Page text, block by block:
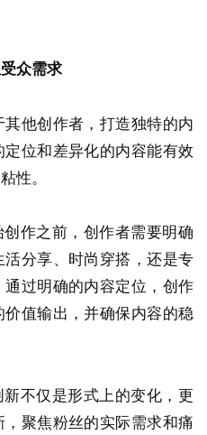
众需求
他创作者，打造独特的内
位和差异化的内容能有效
性。
作之前，创作者需要明确
分享、时尚穿搭，还是专
过明确的内容定位，创作
值输出，并确保内容的稳
新不仅是形式上的变化，更
聚焦粉丝的实际需求和痛